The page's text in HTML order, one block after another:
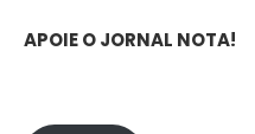
APOIE O JORNAL NOTA!